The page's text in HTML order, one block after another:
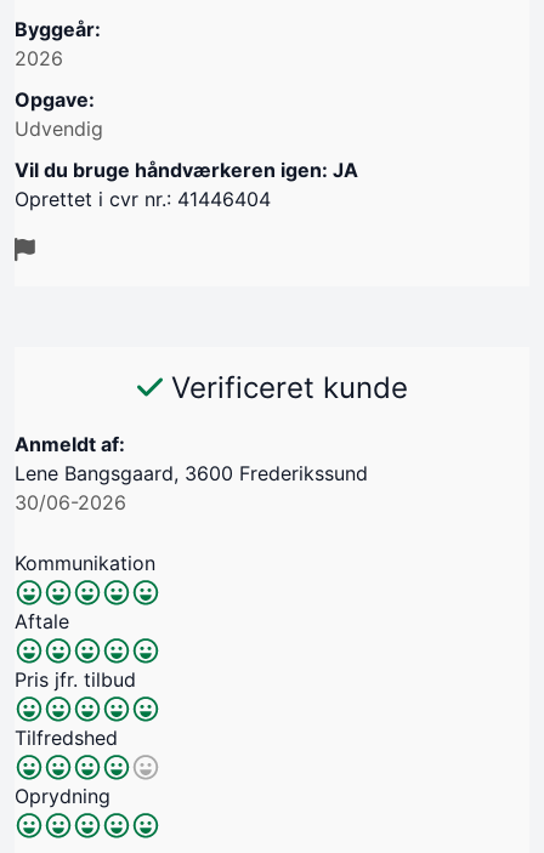
Byggeår:
2026
Opgave:
Udvendig
Vil du bruge håndværkeren igen: JA
Oprettet i cvr nr.: 41446404
Verificeret kunde
Anmeldt af:
Lene Bangsgaard, 3600 Frederikssund
30/06-2026
Kommunikation
Aftale
Pris jfr. tilbud
Tilfredshed
Oprydning